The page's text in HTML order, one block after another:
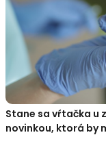
Stane sa vŕtačka u
novinkou, ktorá by